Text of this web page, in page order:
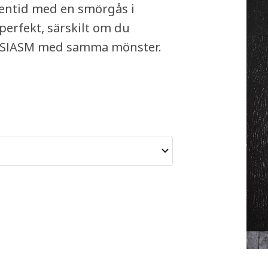
med en smörgås i
särskilt om du
med samma mönster.